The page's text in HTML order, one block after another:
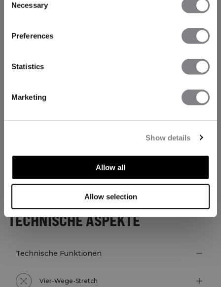
Selection
Necessary
Preferences
Statistics
Marketing
Show details
Allow all
Allow selection
TECHNISCHE ASPEKTE
Technische Funktionen
Vier-Wege-Stretch